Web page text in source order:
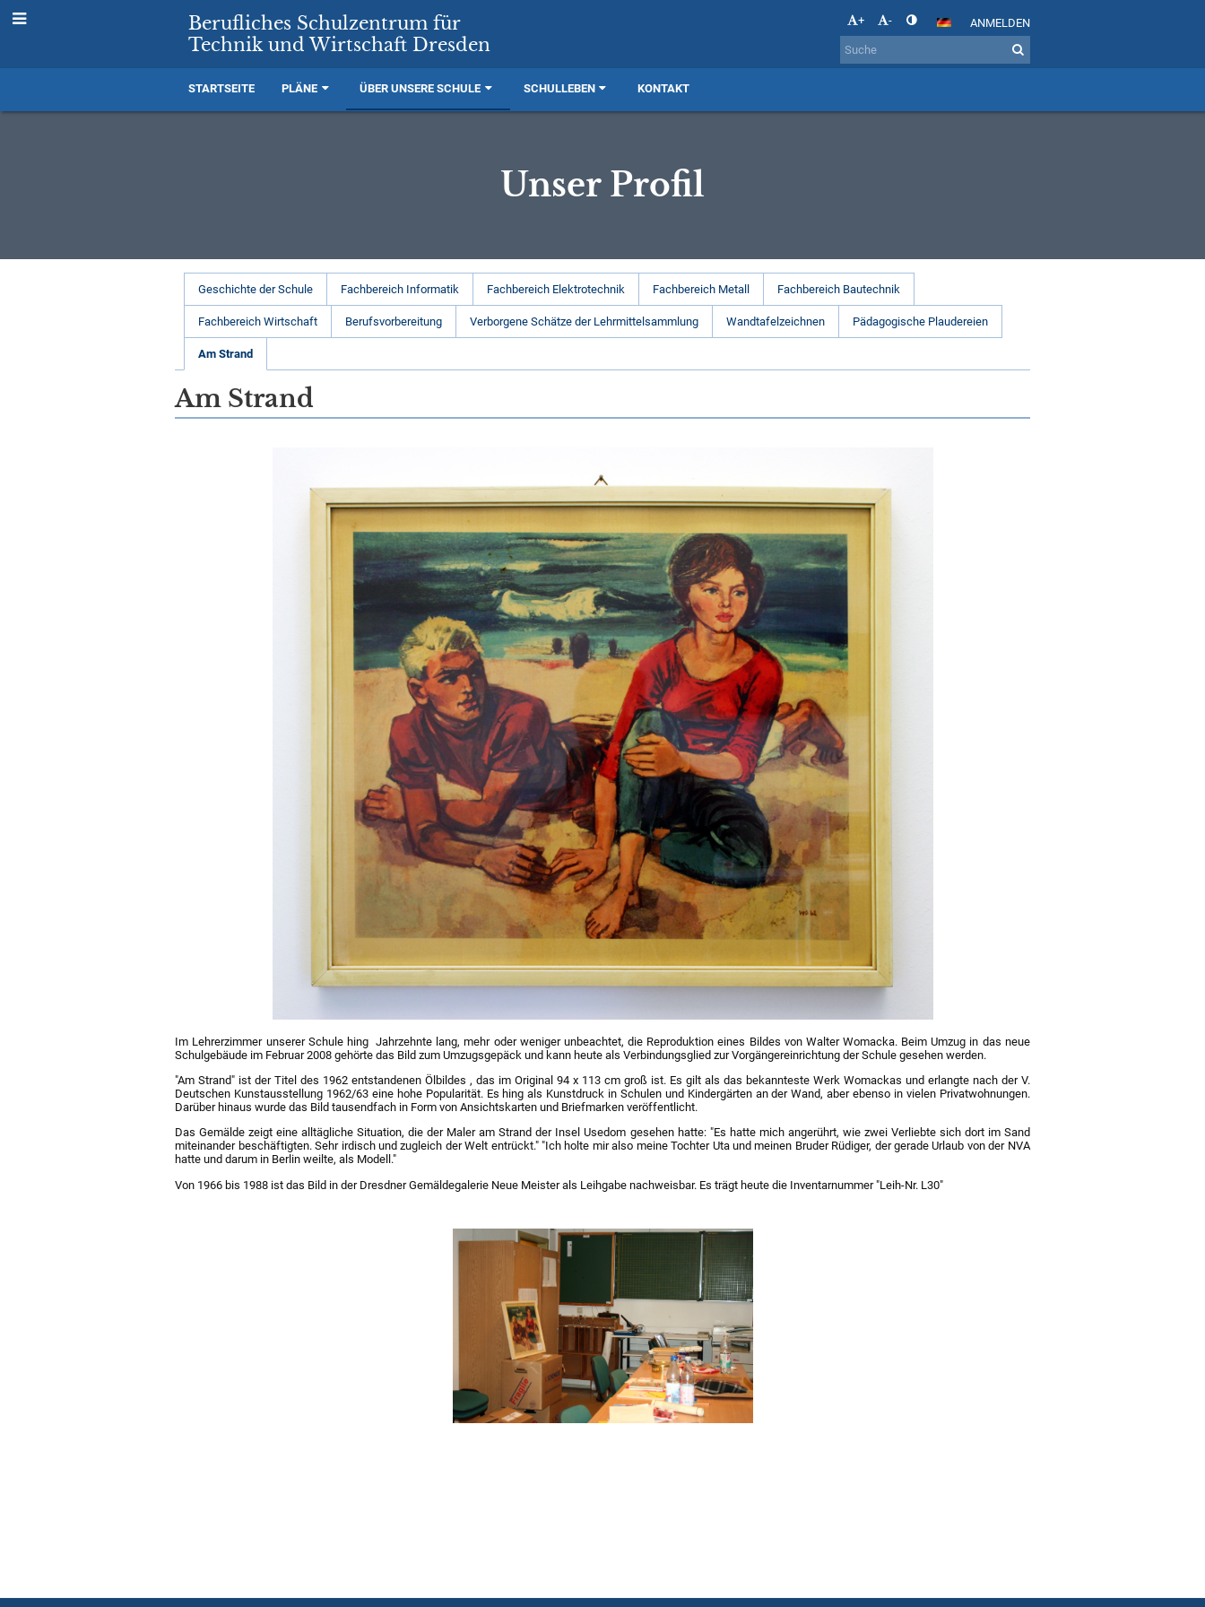
Berufliches Schulzentrum für
Technik und Wirtschaft Dresden
+ - ANMELDEN
STARTSEITE PLÄNE ÜBER UNSERE SCHULE SCHULLEBEN KONTAKT
Unser Profil
Unser
Profil
Geschichte der Schule Fachbereich Informatik Fachbereich Elektrotechnik Fachbereich Metall Fachbereich Bautechnik
Fachbereich Wirtschaft Berufsvorbereitung Verborgene Schätze der Lehrmittelsammlung Wandtafelzeichnen Pädagogische Plaudereien
Am Strand
Am Strand
Im Lehrerzimmer unserer Schule hing Jahrzehnte lang, mehr oder weniger unbeachtet, die Reproduktion eines Bildes von Walter Womacka. Beim Umzug in das neue
Schulgebäude im Februar 2008 gehörte das Bild zum Umzugsgepäck und kann heute als Verbindungsglied zur Vorgängereinrichtung der Schule gesehen werden.
"Am Strand" ist der Titel des 1962 entstandenen Ölbildes , das im Original 94 x 113 cm groß ist. Es gilt als das bekannteste Werk Womackas und erlangte nach der V.
Deutschen Kunstausstellung 1962/63 eine hohe Popularität. Es hing als Kunstdruck in Schulen und Kindergärten an der Wand, aber ebenso in vielen Privatwohnungen.
Darüber hinaus wurde das Bild tausendfach in Form von Ansichtskarten und Briefmarken veröffentlicht.
Das Gemälde zeigt eine alltägliche Situation, die der Maler am Strand der Insel Usedom gesehen hatte: "Es hatte mich angerührt, wie zwei Verliebte sich dort im Sand
miteinander beschäftigten. Sehr irdisch und zugleich der Welt entrückt." "Ich holte mir also meine Tochter Uta und meinen Bruder Rüdiger, der gerade Urlaub von der NVA
hatte und darum in Berlin weilte, als Modell."
Von 1966 bis 1988 ist das Bild in der Dresdner Gemäldegalerie Neue Meister als Leihgabe nachweisbar. Es trägt heute die Inventarnummer "Leih-Nr. L30"